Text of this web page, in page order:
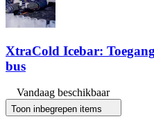
XtraCold Icebar:
bus
Vandaag beschikbaar
Toon inbegrepen items